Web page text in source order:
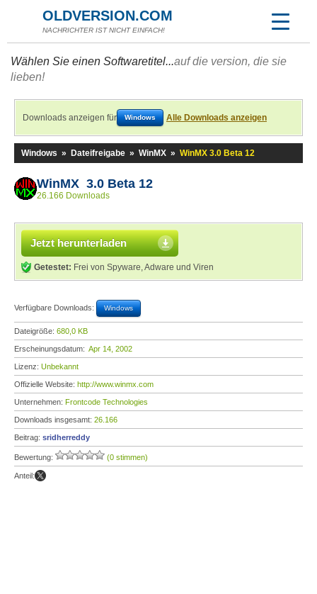
OLDVERSION.COM
NACHRICHTER IST NICHT EINFACH!
Wählen Sie einen Softwaretitel...auf die version, die sie
lieben!
Downloads anzeigen für Windows Alle Downloads anzeigen
Windows » Dateifreigabe » WinMX » WinMX 3.0 Beta 12
WinMX 3.0 Beta 12
26.166 Downloads
Jetzt herunterladen
Getestet: Frei von Spyware, Adware und Viren
Verfügbare Downloads: Windows
Dateigröße: 680,0 KB
Erscheinungsdatum: Apr 14, 2002
Lizenz: Unbekannt
Offizielle Website: http://www.winmx.com
Unternehmen: Frontcode Technologies
Downloads insgesamt: 26.166
Beitrag: sridherreddy
Bewertung: (0 stimmen)
Anteil: